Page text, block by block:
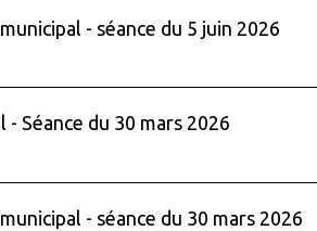
- séance du 5 juin 2026
Séance du 30 mars 2026
- séance du 30 mars 2026